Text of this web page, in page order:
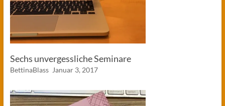
Sechs unvergessliche Seminare
BettinaBlass Januar 3, 2017